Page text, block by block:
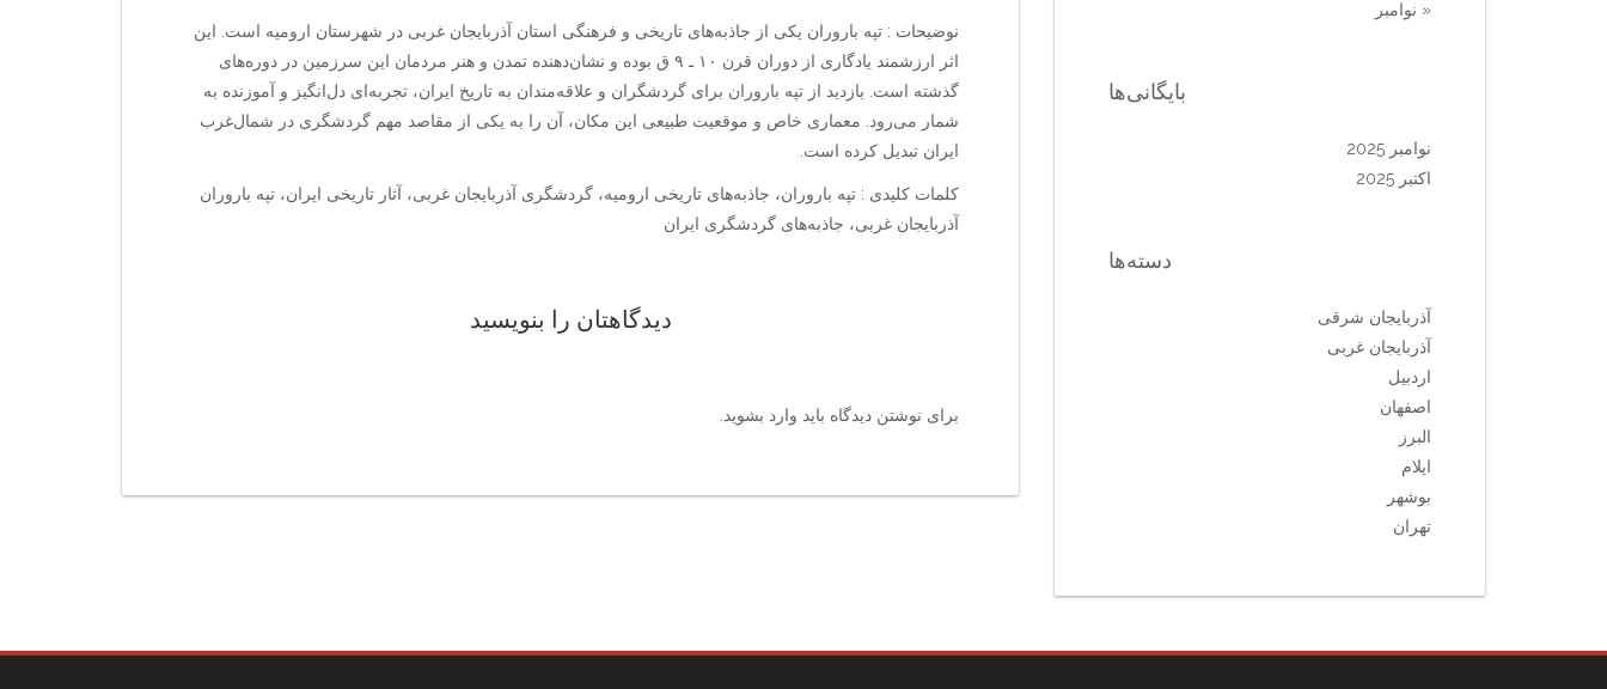
نوضیحات : تپه باروران یکی از جاذبه‌های تاریخی و فرهنگی استان آذربایجان غربی در شهرستان ارومیه است. این
اثر ارزشمند یادگاری از دوران قرن ۱۰ ـ ۹ ق بوده و نشان‌دهنده تمدن و هنر مردمان این سرزمین در دوره‌های
گذشته است. بازدید از تپه باروران برای گردشگران و علاقه‌مندان به تاریخ ایران، تجربه‌ای دل‌انگیز و آموزنده به
شمار می‌رود. معماری خاص و موقعیت طبیعی این مکان، آن را به یکی از مقاصد مهم گردشگری در شمال‌غرب
ایران تبدیل کرده است.
کلمات کلیدی : تپه باروران، جاذبه‌های تاریخی ارومیه، گردشگری آذربایجان غربی، آثار تاریخی ایران، تپه باروران
آذربایجان غربی، جاذبه‌های گردشگری ایران
دیدگاهتان را بنویسید
برای نوشتن دیدگاه باید وارد بشوید
« نوامبر
بایگانی‌ها
نوامبر 2025
اکتبر 2025
دسته‌ها
آذربایجان شرقی
آذربایجان غربی
اردبیل
اصفهان
البرز
ایلام
بوشهر
تهران